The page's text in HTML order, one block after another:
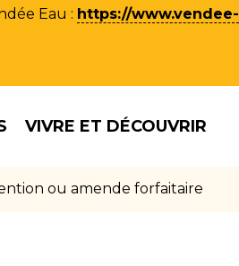
Eau : https://www.vendee-
VIVRE ET DÉCOUVRIR
ou amende forfaitaire